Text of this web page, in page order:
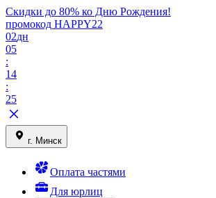
Скидки до 80% ко Дню Рождения!
промокод HAPPY22
02дн
05
:
14
:
25
г. Минск
Оплата частями
Для юрлиц